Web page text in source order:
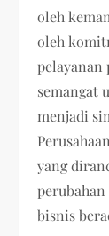
oleh
oleh
pelayanan
semangat
menjadi
yang
perubahan
bisnis